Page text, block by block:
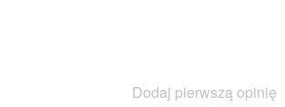
Dodaj pierwszą opinię